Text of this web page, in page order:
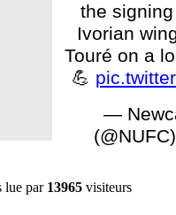
the
Ivorian
Touré on a
💪
—
lue par 13965 visiteurs